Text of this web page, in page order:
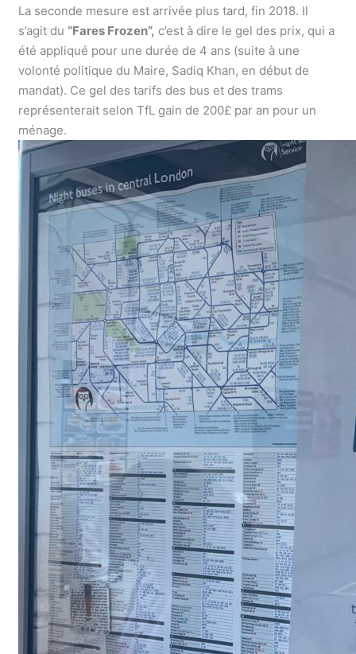
La seconde mesure est arrivée plus tard, fin 2018. Il
s’agit du “Fares Frozen”, c’est à dire le gel des prix, qui a
été appliqué pour une durée de 4 ans (suite à une
volonté politique du Maire, Sadiq Khan, en début de
mandat). Ce gel des tarifs des bus et des trams
représenterait selon TfL gain de 200£ par an pour un
ménage.